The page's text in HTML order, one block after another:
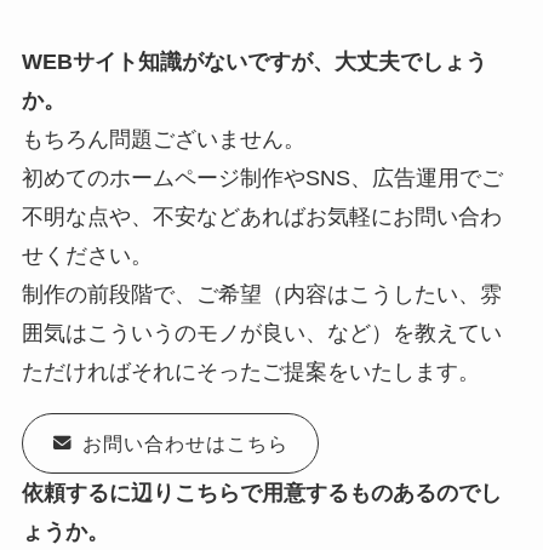
WEBサイト知識がないですが、大丈夫でしょう
か。
もちろん問題ございません。
初めてのホームページ制作やSNS、広告運用でご
不明な点や、不安などあればお気軽にお問い合わ
せください。
制作の前段階で、ご希望（内容はこうしたい、雰
囲気はこういうのモノが良い、など）を教えてい
ただければそれにそったご提案をいたします。
お問い合わせはこちら
依頼するに辺りこちらで用意するものあるのでし
ょうか。